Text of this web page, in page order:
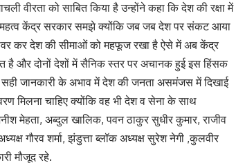
वीरता को साबित किया है उन्होंने कहा कि देश की रक्षा में
केंद्र सरकार समझे क्योंकि जब जब देश पर संकट आया
कर देश की सीमाओं को महफूज रखा है ऐसे में अब केंद्र
और दोनों देशों में सैनिक स्तर पर अचानक हुई इस हिंसक
जानकारी के अभाव में देश की जनता असमंजस में दिखाई
मिलना चाहिए क्योंकि वह भी देश व सेना के साथ
मेहता, अब्दुल खालिक, पवन ठाकुर सुधीर कुमार, राजीव
गौरव शर्मा, झंडुत्ता ब्लॉक अध्यक्ष सुरेश नेगी ,कुलवीर
मौजूद रहे.